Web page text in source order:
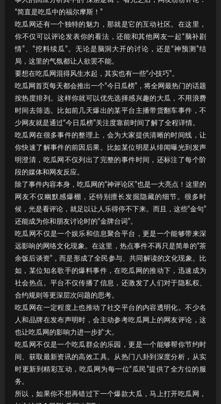
“简直是吃瓜中的福尔摩斯！”
吃瓜网还有一个独特的魅力，那就是它的互动社区。在这里，
你不仅可以评论发表你的看法，还能和其他网友一起“脑补剧
情”、“挖料续瓜”。无论是脑洞大开的讨论，还是“神预测”结
局，这里的气氛都让人欲罢不能。
要想在吃瓜网混得风生水起，其实也有一些“小技巧”。
吃瓜网首页每天都会推出一个“今日瓜榜”，将全网最热门的话题
按热度排列。这样你就可以优先选择感兴趣的大瓜，不用浪费
时间去筛选。比如前几天爆出的某平台主播带货翻车事件，不
少网友就是通过“今日瓜榜”关注度靠前时间了解了全程详情。
吃瓜网在很多事件的整理上，会为大家提供清晰的时间线，让
你快速了解事件的前因后果。比如某位明星从绯闻曝光到发声
明澄清，吃瓜网不仅列出了完整的事件时间，还标注了每个阶
段的媒体和网友反应。
除了事件内容本身，吃瓜网的“神评论区”也是一大亮点！这里的
网友不仅幽默感爆棚，还特别擅长发掘隐藏的细节。很多时
候，光是看评论，就足以让人乐得停不下来。而且，这些“金句”
还能成为你和朋友讨论时的“金牌台词”。
吃瓜网不仅是一个娱乐和信息聚合平台，更是一个能够带来深
远影响的网络文化现象。在这里，热点事件不再只是简单的“茶
余饭后谈资”，而是形成了全民参与、共同解读的文化现象。比
如，某位知名歌手的爆料事件，在吃瓜网的推动下，迅速成为
社会热点。平台不仅传播了信息，还激发了人们对于隐私权、
合约规则等更深层次问题的思考。
吃瓜网在一定程度上也推动了社交平台的内容透明化。不少名
人和品牌在发布声明时，会主动参考吃瓜网上的网友评论，这
也让吃瓜网的影响力进一步扩大。
吃瓜网不仅是一个吃瓜群众的乐园，更是一个能够帮你节约时
间、获取最新资讯的高效工具。从热门八卦到深度分析，从实
时更新到精彩互动，吃瓜网为每一位“瓜民”提供了全方位的服
务。
所以，如果你不想再错过下一个爆款大瓜，马上打开吃瓜网，